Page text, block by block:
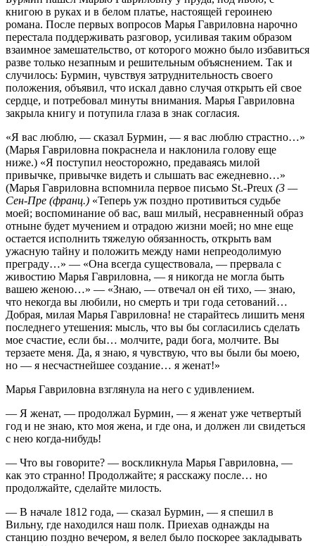
книгою в руках и в белом платье, настоящей героинею
романа. После первых вопросов Марья Гавриловна нарочно
перестала поддерживать разговор, усиливая таким образом
взаимное замешательство, от которого можно было избавиться
разве только незапным и решительным объяснением. Так и
случилось: Бурмин, чувствуя затруднительность своего
положения, объявил, что искал давно случая открыть ей свое
сердце, и потребовал минуты внимания. Марья Гавриловна
закрыла книгу и потупила глаза в знак согласия.
«Я вас люблю, — сказал Бурмин, — я вас люблю страстно…»
(Марья Гавриловна покраснела и наклонила голову еще
ниже.) «Я поступил неосторожно, предаваясь милой
привычке, привычке видеть и слышать вас ежедневно…»
(Марья Гавриловна вспомнила первое письмо St.-Preux (3 —
Сен-Пре (франц.) «Теперь уж поздно противиться судьбе
моей; воспоминание об вас, ваш милый, несравненный образ
отныне будет мучением и отрадою жизни моей; но мне еще
остается исполнить тяжелую обязанность, открыть вам
ужасную тайну и положить между нами непреодолимую
преграду…» — «Она всегда существовала, — прервала с
живостию Марья Гавриловна, — я никогда не могла быть
вашею женою…» — «Знаю, — отвечал он ей тихо, — знаю,
что некогда вы любили, но смерть и три года сетований…
Добрая, милая Марья Гавриловна! не старайтесь лишить меня
последнего утешения: мысль, что вы бы согласились сделать
мое счастие, если бы… молчите, ради бога, молчите. Вы
терзаете меня. Да, я знаю, я чувствую, что вы были бы моею,
но — я несчастнейшее создание… я женат!»
Марья Гавриловна взглянула на него с удивлением.
— Я женат, — продолжал Бурмин, — я женат уже четвертый
год и не знаю, кто моя жена, и где она, и должен ли свидеться
с нею когда-нибудь!
— Что вы говорите? — воскликнула Марья Гавриловна, —
как это странно! Продолжайте; я расскажу после… но
продолжайте, сделайте милость.
— В начале 1812 года, — сказал Бурмин, — я спешил в
Вильну, где находился наш полк. Приехав однажды на
станцию поздно вечером, я велел было поскорее закладывать